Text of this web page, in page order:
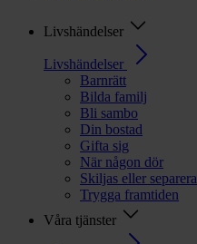
Livshändelser
Livshändelser
Barnrätt
Bilda familj
Bli sambo
Din bostad
Gifta sig
När någon dör
Skiljas eller separera
Trygga framtiden
Våra tjänster